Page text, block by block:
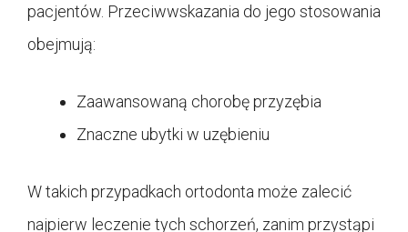
pacjentów. Przeciwwskazania do jego stosowania
obejmują:
Zaawansowaną chorobę przyzębia
Znaczne ubytki w uzębieniu
W takich przypadkach ortodonta może zalecić
najpierw leczenie tych schorzeń, zanim przystąpi